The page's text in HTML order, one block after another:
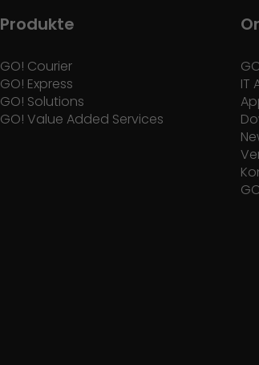
Produkte
GO! Courier
GO! Express
GO! Solutions
GO! Value Added Services
IT